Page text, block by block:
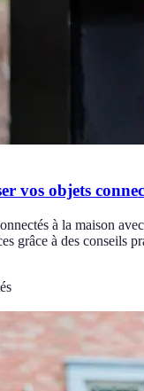
vos objets
à la maison
grâce à des conseils